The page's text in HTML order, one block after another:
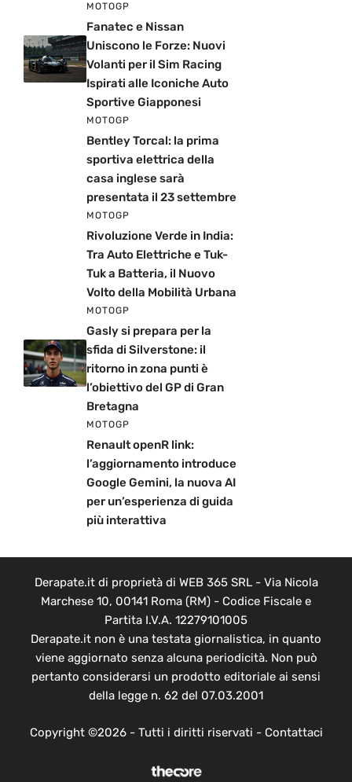
MOTOGP
Fanatec e Nissan
Uniscono le Forze: Nuovi
Volanti per il Sim Racing
Ispirati alle Iconiche Auto
Sportive Giapponesi
MOTOGP
Bentley Torcal: la prima
sportiva elettrica della
casa inglese sarà
presentata il 23 settembre
MOTOGP
Rivoluzione Verde in India:
Tra Auto Elettriche e Tuk-
Tuk a Batteria, il Nuovo
Volto della Mobilità Urbana
MOTOGP
Gasly si prepara per la
sfida di Silverstone: il
ritorno in zona punti è
l’obiettivo del GP di Gran
Bretagna
MOTOGP
Renault openR link:
l’aggiornamento introduce
Google Gemini, la nuova AI
per un’esperienza di guida
più interattiva
Derapate.it di proprietà di WEB 365 SRL - Via Nicola
Marchese 10, 00141 Roma (RM) - Codice Fiscale e
Partita I.V.A. 12279101005
Derapate.it non è una testata giornalistica, in quanto
viene aggiornato senza alcuna periodicità. Non può
pertanto considerarsi un prodotto editoriale ai sensi
della legge n. 62 del 07.03.2001
Copyright ©2026 - Tutti i diritti riservati - Contattaci